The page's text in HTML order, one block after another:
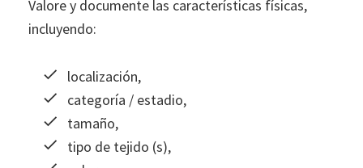
Valore y documente las características físicas,
incluyendo:
localización,
categoría / estadio,
tamaño,
tipo de tejido (s),